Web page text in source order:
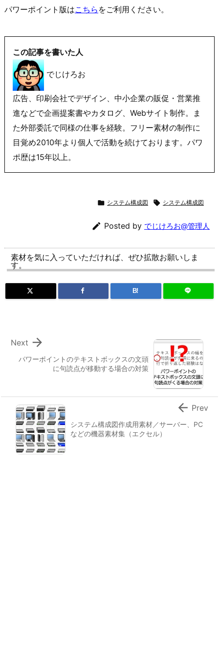
パワーポイント版はこちら をご利用ください。
この記事を書いた人
でじけろお
広告、印刷会社でデザイン、中小企業の販促・営業推
進などで企画提案書やカタログ、Webサイト制作。ま
た外部委託で同様の仕事を経験。フリー素材の制作に
目覚め2010年より個人で活動を続けております。パワ
ポ歴は15年以上。
 システム構成図  システム構成図
 Posted by でじけろお@管理人
素材を気に入っていただければ、ぜひ拡散お願いしま
す。
B!
パワーポイントのテキストボックスの文頭
に句読点が移動する場合の対策

Next
システム構成図作成用素材／サーバー、PC
などの機器素材集（エクセル）
 Prev